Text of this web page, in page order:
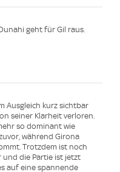
geht für Gil raus.
Ausgleich kurz sichtbar
seiner Klarheit verloren.
so dominant wie
während Girona
Trotzdem ist noch
und die Partie ist jetzt
auf eine spannende